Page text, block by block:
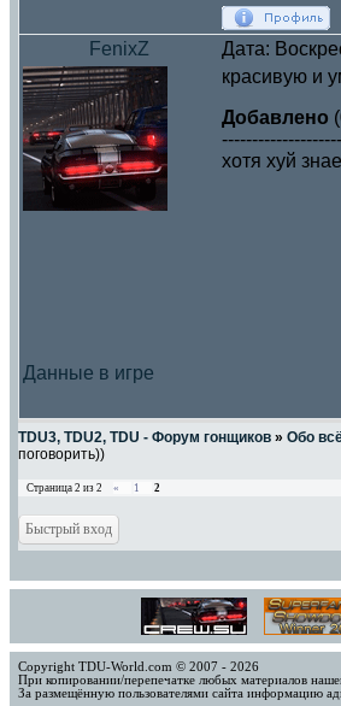
FenixZ Дата:
Данные в игре
красивую и
Добавлено
хотя хуй
TDU3, TDU2, TDU - Форум гонщиков » Обо
поговорить))
Страница 2 из 2 « 1 2
Copyright TDU-World.com © 2007 - 2026
При копировании/перепечатке любых материалов
За размещённую пользователями сайта информацию